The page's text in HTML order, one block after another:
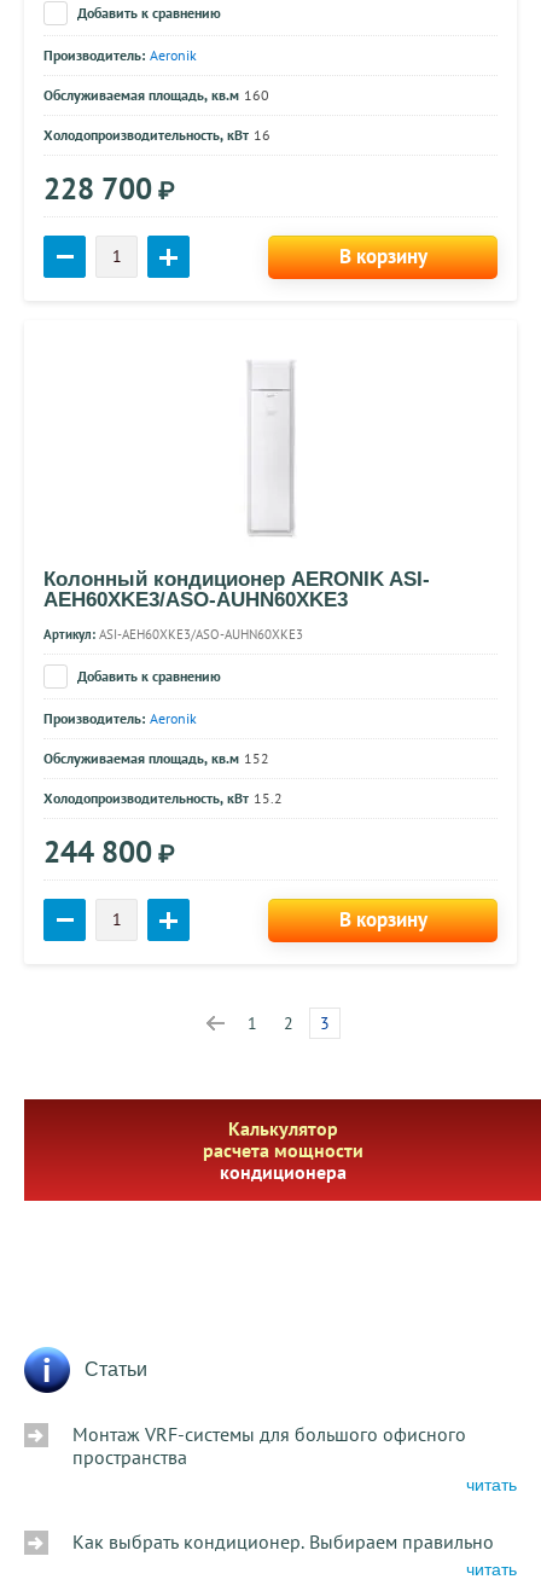
Калькулятор
расчета мощности
кондиционера
Статьи
Монтаж VRF-системы для большого офисного
пространства
читать
Как выбрать кондиционер. Выбираем правильно
читать
Добавить к сравнению
Производитель: Aeronik
Обслуживаемая площадь, кв.м 160
Холодопроизводительность, кВт 16
228 700 ₽
В корзину
Колонный кондиционер AERONIK ASI-
AEH60XKE3/ASO-AUHN60XKE3
Артикул: ASI-AEH60XKE3/ASO-AUHN60XKE3
Добавить к сравнению
Производитель: Aeronik
Обслуживаемая площадь, кв.м 152
Холодопроизводительность, кВт 15.2
244 800 ₽
В корзину
1 2 3